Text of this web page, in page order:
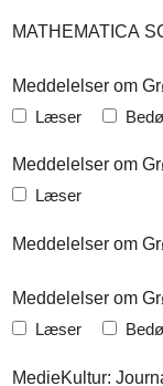
MATHEMATICA
Meddelelser om
Læser
Meddelelser om
Læser
Meddelelser om
Meddelelser om
Læser
MedieKultur: